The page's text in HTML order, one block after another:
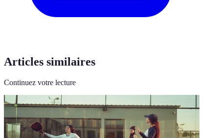
Articles similaires
Continuez votre lecture